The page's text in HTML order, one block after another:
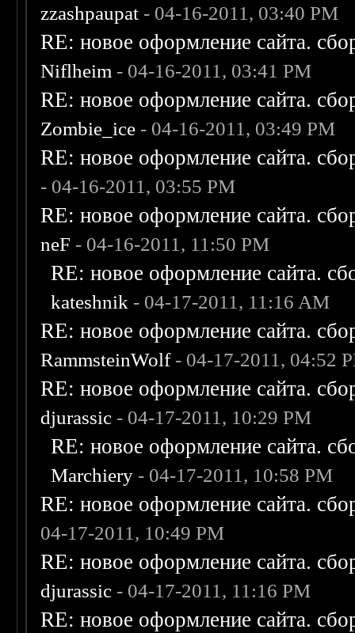
zzashpaupat - 04-16-2011, 03:40 PM
RE: новое оформление сайта.
Niflheim - 04-16-2011, 03:41 PM
RE: новое оформление сайта.
Zombie_ice - 04-16-2011, 03:49 PM
RE: новое оформление сайта.
- 04-16-2011, 03:55 PM
RE: новое оформление сайта.
neF - 04-16-2011, 11:50 PM
RE: новое оформление сайта.
kateshnik - 04-17-2011, 11:16 AM
RE: новое оформление сайта.
RammsteinWolf- 04-17-2011, 04:52
RE: новое оформление сайта.
djurassic - 04-17-2011, 10:29 PM
RE: новое оформление сайта.
Marchiery - 04-17-2011, 10:58 PM
RE: новое оформление сайта.
04-17-2011, 10:49 PM
RE: новое оформление сайта.
djurassic - 04-17-2011, 11:16 PM
RE: новое оформление сайта.